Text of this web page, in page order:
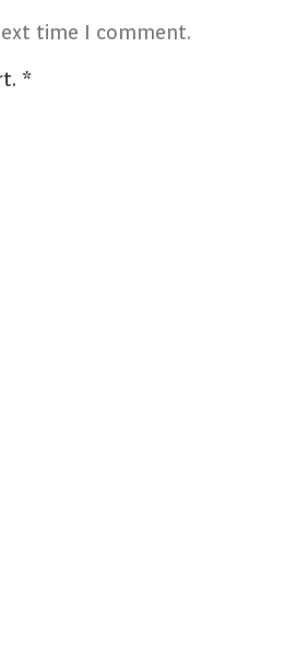
time I comment.
*